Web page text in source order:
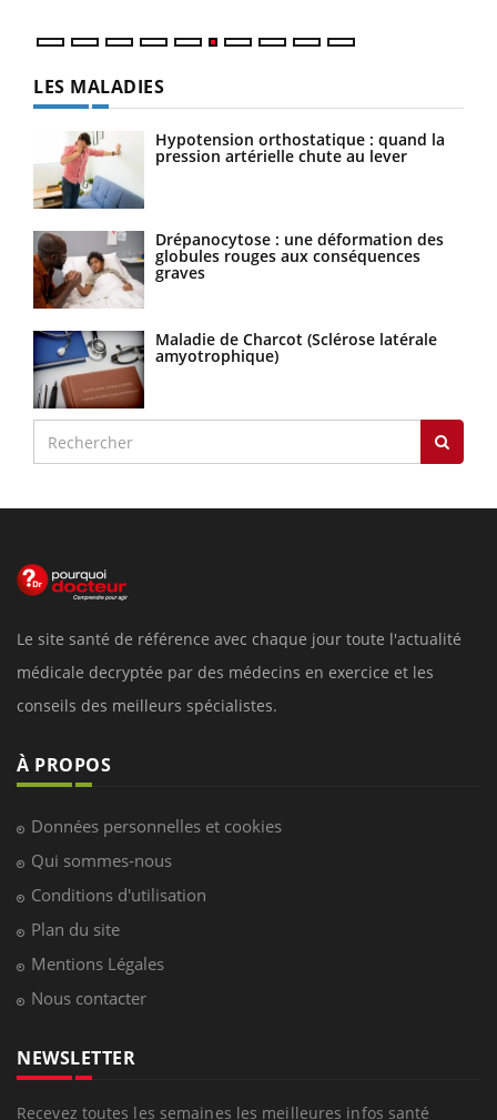
LES MALADIES
Hypotension orthostatique : quand la
pression artérielle chute au lever
Drépanocytose : une déformation des
globules rouges aux conséquences
graves
Maladie de Charcot (Sclérose latérale
amyotrophique)
Le site santé de référence avec chaque jour toute l'actualité
médicale decryptée par des médecins en exercice et les
conseils des meilleurs spécialistes.
À PROPOS
Données personnelles et cookies
Qui sommes-nous
Conditions d'utilisation
Plan du site
Mentions Légales
Nous contacter
NEWSLETTER
Recevez toutes les semaines les meilleures infos santé